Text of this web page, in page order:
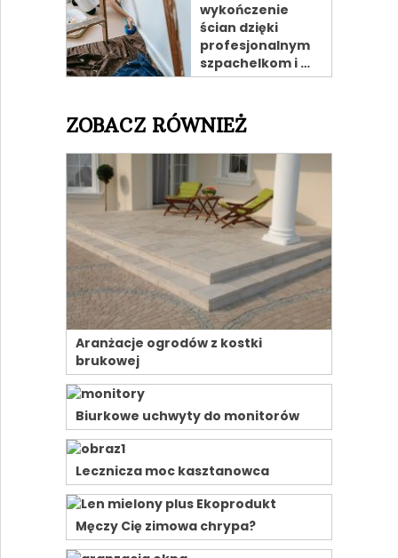
wykończenie
ścian dzięki
profesjonalnym
szpachelkom i …
ZOBACZ RÓWNIEŻ
Aranżacje ogrodów z kostki
brukowej
Biurkowe uchwyty do monitorów
Lecznicza moc kasztanowca
Męczy Cię zimowa chrypa?